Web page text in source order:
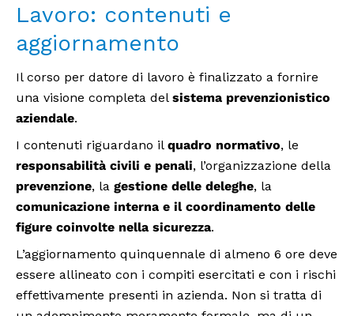
Lavoro: contenuti e
aggiornamento
Il corso per datore di lavoro è finalizzato a fornire
una visione completa del sistema prevenzionistico
aziendale.
I contenuti riguardano il quadro normativo, le
responsabilità civili e penali, l’organizzazione della
prevenzione, la gestione delle deleghe, la
comunicazione interna e il coordinamento delle
figure coinvolte nella sicurezza.
L’aggiornamento quinquennale di almeno 6 ore deve
essere allineato con i compiti esercitati e con i rischi
effettivamente presenti in azienda. Non si tratta di